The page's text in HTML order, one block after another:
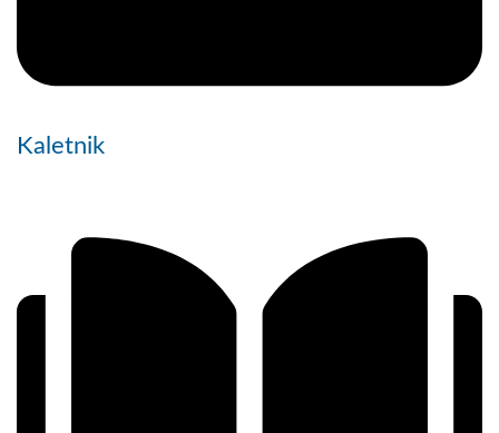
Kaletnik